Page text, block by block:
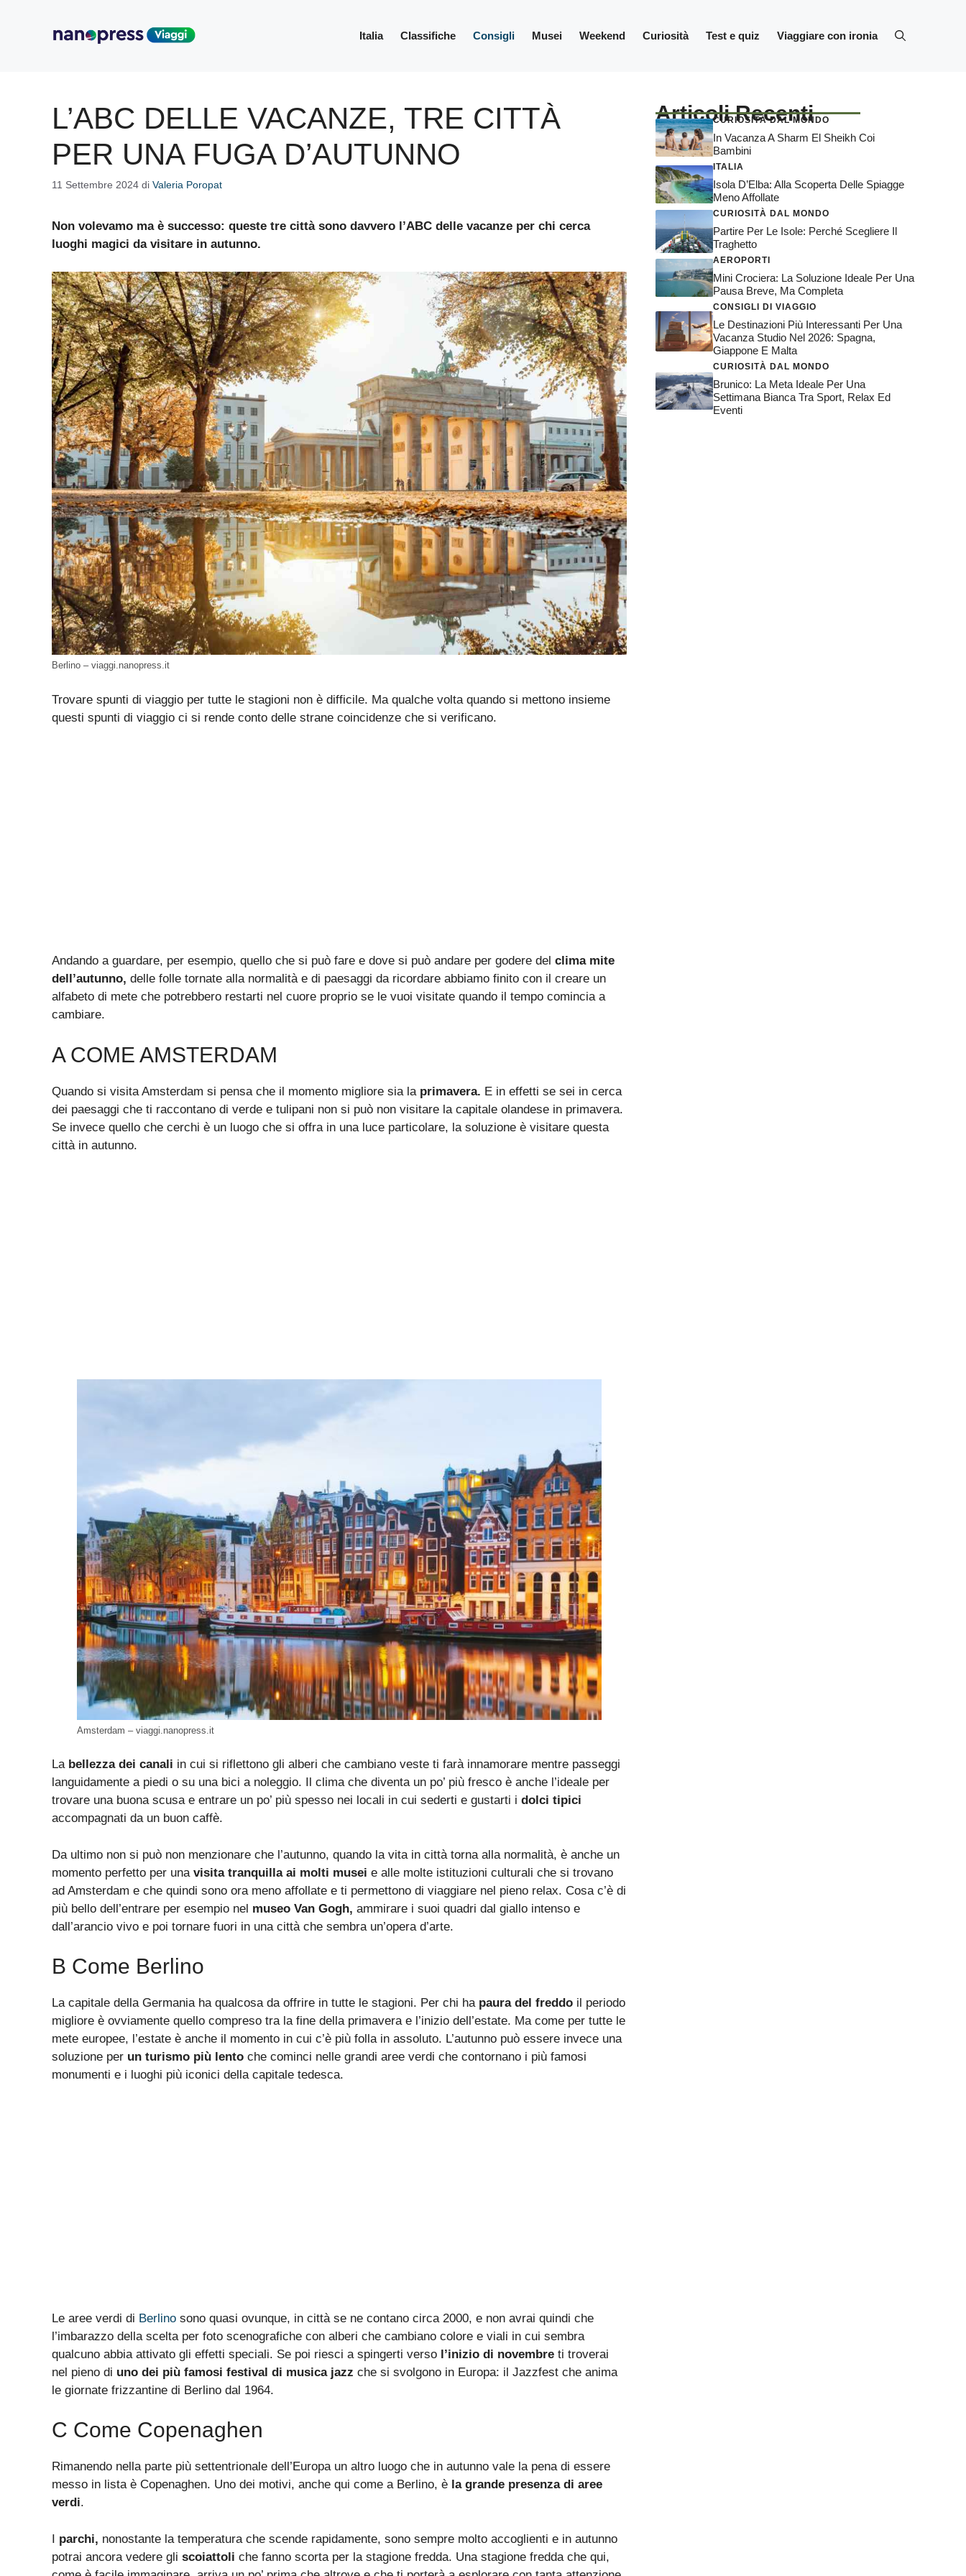
Italia Classifiche Consigli Musei Weekend Curiosità Test e quiz Viaggiare con ironia
L’ABC DELLE VACANZE, TRE CITTÀ
PER UNA FUGA D’AUTUNNO
11 Settembre 2024 di Valeria Poropat
Non volevamo ma è successo: queste tre città sono davvero l’ABC delle vacanze per chi cerca
luoghi magici da visitare in autunno.
Berlino – viaggi.nanopress.it
Trovare spunti di viaggio per tutte le stagioni non è difficile. Ma qualche volta quando si mettono insieme
questi spunti di viaggio ci si rende conto delle strane coincidenze che si verificano.
Andando a guardare, per esempio, quello che si può fare e dove si può andare per godere del clima mite
dell’autunno, delle folle tornate alla normalità e di paesaggi da ricordare abbiamo finito con il creare un
alfabeto di mete che potrebbero restarti nel cuore proprio se le vuoi visitate quando il tempo comincia a
cambiare.
A COME AMSTERDAM
Quando si visita Amsterdam si pensa che il momento migliore sia la primavera. E in effetti se sei in cerca
dei paesaggi che ti raccontano di verde e tulipani non si può non visitare la capitale olandese in primavera.
Se invece quello che cerchi è un luogo che si offra in una luce particolare, la soluzione è visitare questa
città in autunno.
Amsterdam – viaggi.nanopress.it
La bellezza dei canali in cui si riflettono gli alberi che cambiano veste ti farà innamorare mentre passeggi
languidamente a piedi o su una bici a noleggio. Il clima che diventa un po’ più fresco è anche l’ideale per
trovare una buona scusa e entrare un po’ più spesso nei locali in cui sederti e gustarti i dolci tipici
accompagnati da un buon caffè.
Da ultimo non si può non menzionare che l’autunno, quando la vita in città torna alla normalità, è anche un
momento perfetto per una visita tranquilla ai molti musei e alle molte istituzioni culturali che si trovano
ad Amsterdam e che quindi sono ora meno affollate e ti permettono di viaggiare nel pieno relax. Cosa c’è di
più bello dell’entrare per esempio nel museo Van Gogh, ammirare i suoi quadri dal giallo intenso e
dall’arancio vivo e poi tornare fuori in una città che sembra un’opera d’arte.
B Come Berlino
La capitale della Germania ha qualcosa da offrire in tutte le stagioni. Per chi ha paura del freddo il periodo
migliore è ovviamente quello compreso tra la fine della primavera e l’inizio dell’estate. Ma come per tutte le
mete europee, l’estate è anche il momento in cui c’è più folla in assoluto. L’autunno può essere invece una
soluzione per un turismo più lento che cominci nelle grandi aree verdi che contornano i più famosi
monumenti e i luoghi più iconici della capitale tedesca.
Le aree verdi di Berlino sono quasi ovunque, in città se ne contano circa 2000, e non avrai quindi che
l’imbarazzo della scelta per foto scenografiche con alberi che cambiano colore e viali in cui sembra
qualcuno abbia attivato gli effetti speciali. Se poi riesci a spingerti verso l’inizio di novembre ti troverai
nel pieno di uno dei più famosi festival di musica jazz che si svolgono in Europa: il Jazzfest che anima
le giornate frizzantine di Berlino dal 1964.
C Come Copenaghen
Rimanendo nella parte più settentrionale dell’Europa un altro luogo che in autunno vale la pena di essere
messo in lista è Copenaghen. Uno dei motivi, anche qui come a Berlino, è la grande presenza di aree
verdi.
I parchi, nonostante la temperatura che scende rapidamente, sono sempre molto accoglienti e in autunno
potrai ancora vedere gli scoiattoli che fanno scorta per la stagione fredda. Una stagione fredda che qui,
Articoli Recenti
CURIOSITÀ DAL MONDO
In Vacanza A Sharm El Sheikh Coi
Bambini
ITALIA
Isola D’Elba: Alla Scoperta Delle Spiagge
Meno Affollate
CURIOSITÀ DAL MONDO
Partire Per Le Isole: Perché Scegliere Il
Traghetto
AEROPORTI
Mini Crociera: La Soluzione Ideale Per Una
Pausa Breve, Ma Completa
CONSIGLI DI VIAGGIO
Le Destinazioni Più Interessanti Per Una
Vacanza Studio Nel 2026: Spagna,
Giappone E Malta
CURIOSITÀ DAL MONDO
Brunico: La Meta Ideale Per Una
Settimana Bianca Tra Sport, Relax Ed
Eventi